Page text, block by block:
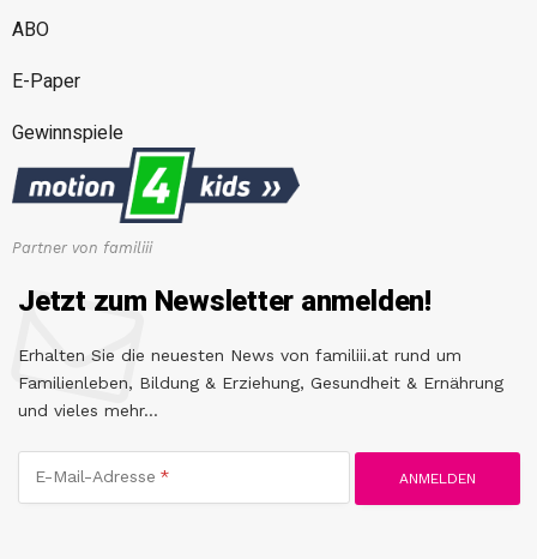
ABO
E-Paper
Gewinnspiele
Partner von familiii
Jetzt zum Newsletter anmelden!
Erhalten Sie die neuesten News von familiii.at rund um
Familienleben, Bildung & Erziehung, Gesundheit & Ernährung
und vieles mehr...
E-Mail-Adresse